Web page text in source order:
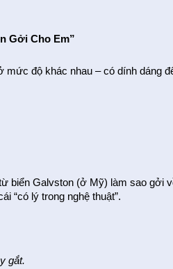
Gởi Cho Em”
mức độ khác nhau – có dính dáng
biển Galvston (ở Mỹ) làm sao gởi
“có lý trong nghệ thuật”.
gắt.